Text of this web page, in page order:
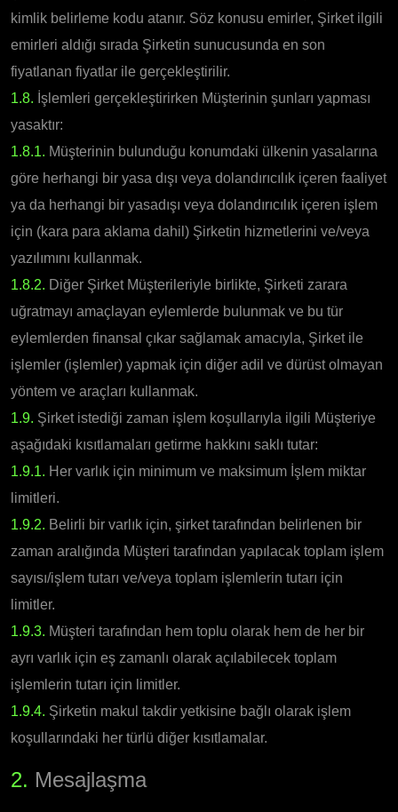
kimlik belirleme kodu atanır. Söz konusu emirler, Şirket ilgili
emirleri aldığı sırada Şirketin sunucusunda en son
fiyatlanan fiyatlar ile gerçekleştirilir.
1.8. İşlemleri gerçekleştirirken Müşterinin şunları yapması
yasaktır:
1.8.1. Müşterinin bulunduğu konumdaki ülkenin yasalarına
göre herhangi bir yasa dışı veya dolandırıcılık içeren faaliyet
ya da herhangi bir yasadışı veya dolandırıcılık içeren işlem
için (kara para aklama dahil) Şirketin hizmetlerini ve/veya
yazılımını kullanmak.
1.8.2. Diğer Şirket Müşterileriyle birlikte, Şirketi zarara
uğratmayı amaçlayan eylemlerde bulunmak ve bu tür
eylemlerden finansal çıkar sağlamak amacıyla, Şirket ile
işlemler (işlemler) yapmak için diğer adil ve dürüst olmayan
yöntem ve araçları kullanmak.
1.9. Şirket istediği zaman işlem koşullarıyla ilgili Müşteriye
aşağıdaki kısıtlamaları getirme hakkını saklı tutar:
1.9.1. Her varlık için minimum ve maksimum İşlem miktar
limitleri.
1.9.2. Belirli bir varlık için, şirket tarafından belirlenen bir
zaman aralığında Müşteri tarafından yapılacak toplam işlem
sayısı/işlem tutarı ve/veya toplam işlemlerin tutarı için
limitler.
1.9.3. Müşteri tarafından hem toplu olarak hem de her bir
ayrı varlık için eş zamanlı olarak açılabilecek toplam
işlemlerin tutarı için limitler.
1.9.4. Şirketin makul takdir yetkisine bağlı olarak işlem
koşullarındaki her türlü diğer kısıtlamalar.
2. Mesajlaşma